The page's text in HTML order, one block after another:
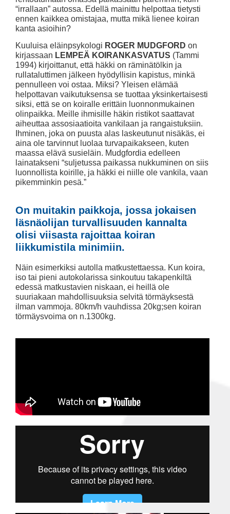
“irrallaan” autossa. Edellä mainittu helpottaa tietysti
ennen kaikkea omistajaa, mutta mikä lienee koiran
kanta asioihin?
Kuuluisa eläinpsykologi ROGER MUDGFORD on
kirjassaan LEMPEÄ KOIRANKASVATUS (Tammi
1994) kirjoittanut, että häkki on räminätölkin ja
rullataluttimen jälkeen hyödyllisin kapistus, minkä
pennulleen voi ostaa. Miksi? Yleisen elämää
helpottavan vaikutuksensa se tuottaa yksinkertaisesti
siksi, että se on koiralle erittäin luonnonmukainen
olinpaikka. Meille ihmisille häkin ristikot saattavat
aiheuttaa assosiaatioita vankilaan ja rangaistuksiin.
Ihminen, joka on puusta alas laskeutunut nisäkäs, ei
aina ole tarvinnut luolaa turvapaikakseen, kuten
maassa elävä susieläin. Mudgfordia edelleen
lainatakseni “suljetussa paikassa nukkuminen on siis
luonnollista koirille, ja häkki ei niille ole vankila, vaan
pikemminkin pesä.”
On muitakin paikkoja, jossa jokaisen
läsnäolijan turvallisuuden kannalta
olisi viisasta rajoittaa koiran
liikkumistila minimiin.
Näin esimerkiksi autolla matkustettaessa. Kun koira,
iso tai pieni autokolarissa sinkoutuu takapenkiltä
edessä matkustavien niskaan, ei heillä ole
suuriakaan mahdollisuuksia selvitä törmäyksestä
ilman vammoja. 80km/h vauhdissa 20kg;sen koiran
törmäysvoima on n.1300kg.